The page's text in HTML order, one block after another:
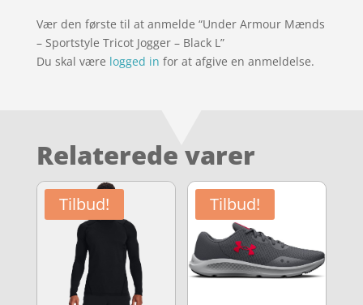
Vær den første til at anmelde “Under Armour Mænds
– Sportstyle Tricot Jogger – Black L”
Du skal være logged in for at afgive en anmeldelse.
Relaterede varer
Tilbud! Tilbud!